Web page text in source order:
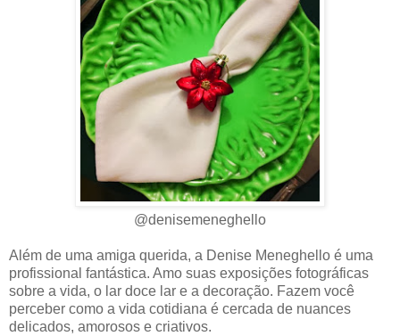
@denisemeneghello
Além de uma amiga querida, a Denise Meneghello é uma
profissional fantástica. Amo suas exposições fotográficas
sobre a vida, o lar doce lar e a decoração. Fazem você
perceber como a vida cotidiana é cercada de nuances
delicados, amorosos e criativos.